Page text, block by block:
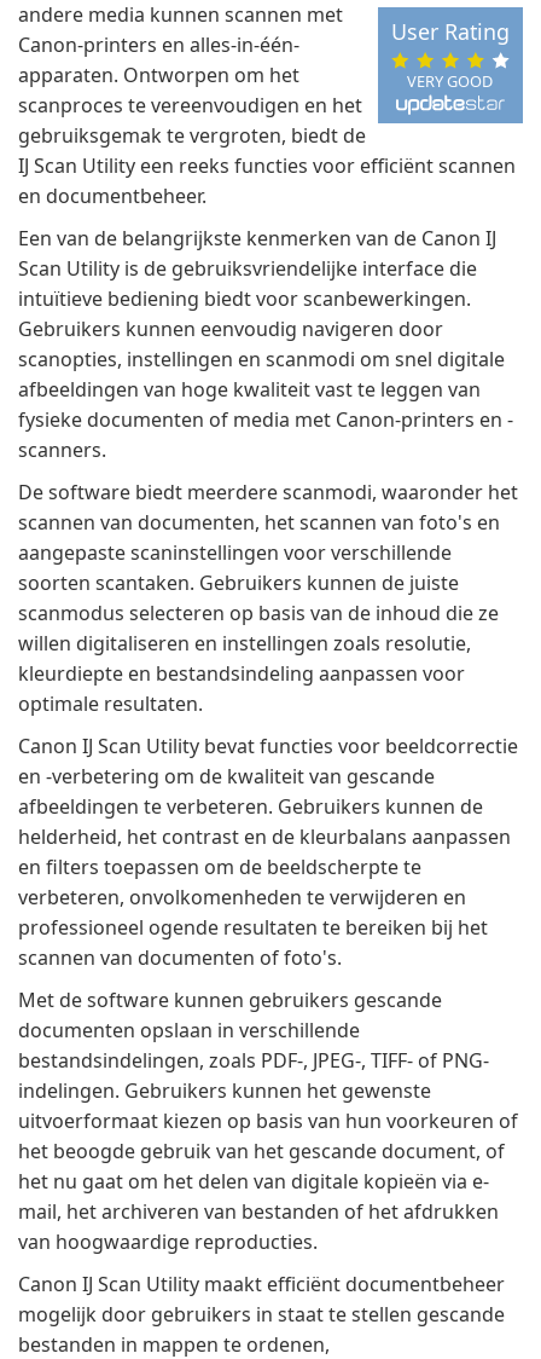
VERY GOOD
User Rating
andere media kunnen scannen met
Canon-printers en alles-in-één-
apparaten. Ontworpen om het
scanproces te vereenvoudigen en het
gebruiksgemak te vergroten, biedt de
IJ Scan Utility een reeks functies voor efficiënt scannen
en documentbeheer.
Een van de belangrijkste kenmerken van de Canon IJ
Scan Utility is de gebruiksvriendelijke interface die
intuïtieve bediening biedt voor scanbewerkingen.
Gebruikers kunnen eenvoudig navigeren door
scanopties, instellingen en scanmodi om snel digitale
afbeeldingen van hoge kwaliteit vast te leggen van
fysieke documenten of media met Canon-printers en -
scanners.
De software biedt meerdere scanmodi, waaronder het
scannen van documenten, het scannen van foto's en
aangepaste scaninstellingen voor verschillende
soorten scantaken. Gebruikers kunnen de juiste
scanmodus selecteren op basis van de inhoud die ze
willen digitaliseren en instellingen zoals resolutie,
kleurdiepte en bestandsindeling aanpassen voor
optimale resultaten.
Canon IJ Scan Utility bevat functies voor beeldcorrectie
en -verbetering om de kwaliteit van gescande
afbeeldingen te verbeteren. Gebruikers kunnen de
helderheid, het contrast en de kleurbalans aanpassen
en filters toepassen om de beeldscherpte te
verbeteren, onvolkomenheden te verwijderen en
professioneel ogende resultaten te bereiken bij het
scannen van documenten of foto's.
Met de software kunnen gebruikers gescande
documenten opslaan in verschillende
bestandsindelingen, zoals PDF-, JPEG-, TIFF- of PNG-
indelingen. Gebruikers kunnen het gewenste
uitvoerformaat kiezen op basis van hun voorkeuren of
het beoogde gebruik van het gescande document, of
het nu gaat om het delen van digitale kopieën via e-
mail, het archiveren van bestanden of het afdrukken
van hoogwaardige reproducties.
Canon IJ Scan Utility maakt efficiënt documentbeheer
mogelijk door gebruikers in staat te stellen gescande
bestanden in mappen te ordenen,